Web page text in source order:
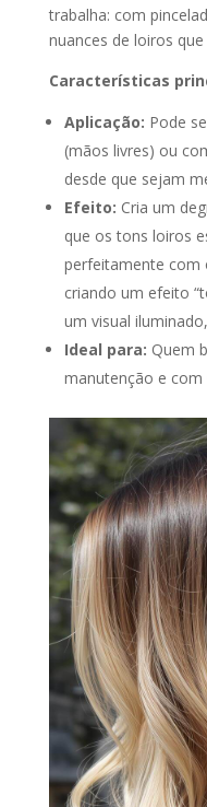
trabalha: com
nuances de loiros
Características
Aplicação: Pode
(mãos livres) ou
desde que sejam
Efeito: Cria um
que os tons loiros
perfeitamente com
criando um efeito
um visual
Ideal para: Quem
manutenção e